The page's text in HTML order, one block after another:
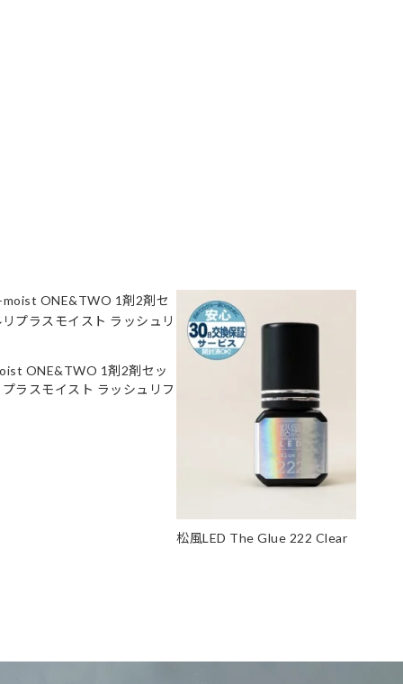
ONE&TWO 1剤2剤セッ
プラスモイスト ラッシュリフ
松風LED The Glue 222 Clear